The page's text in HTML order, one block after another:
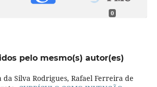
0
pelo mesmo(s) autor(es)
da Silva Rodrigues, Rafael Ferreira de